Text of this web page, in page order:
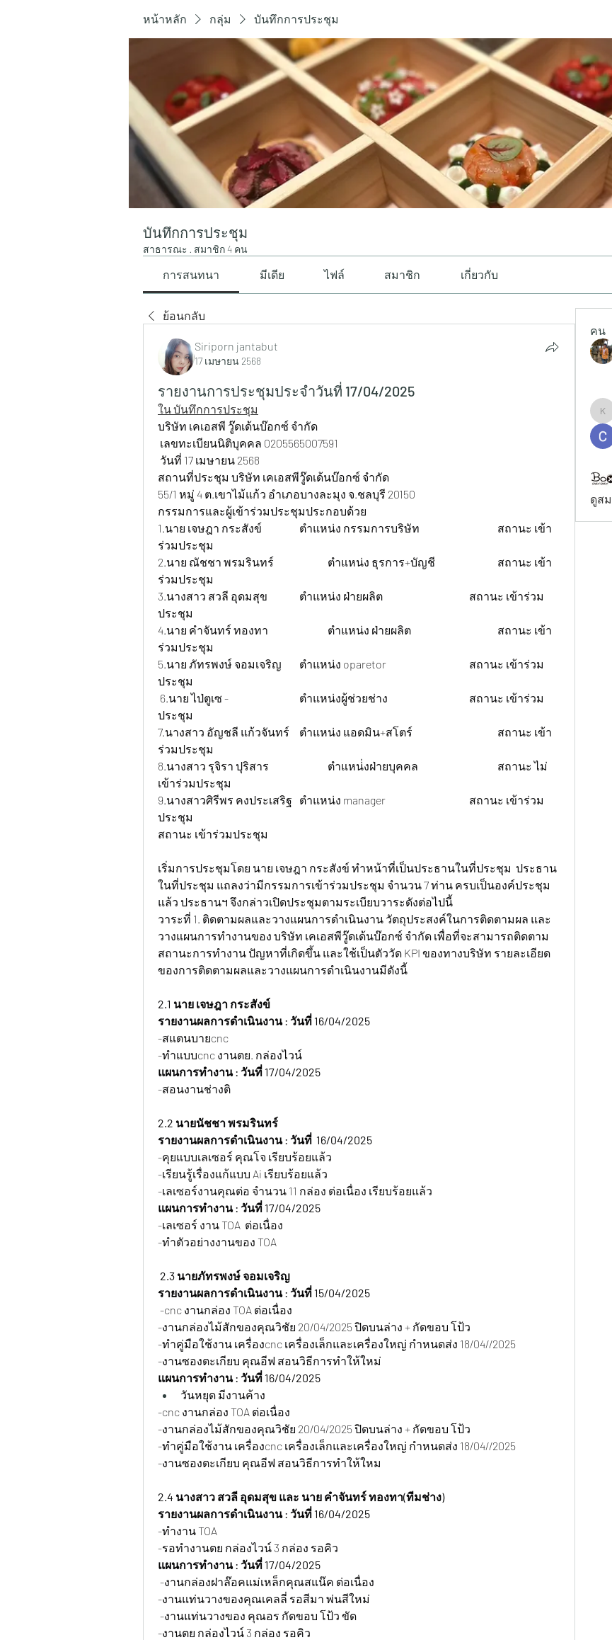
หน้าหลัก กลุ่ม บันทึกการประชุม
บันทึกการประชุม
สาธารณะ · สมาชิก 4 คน
การสนทนา มีเดีย ไฟล์ สมาชิก เกี่ยวกับ
ย้อนกลับ
Siriporn jantabut
17 เมษายน 2568
รายงานการประชุมประจำวันที่ 17/04/2025
ใน บันทึกการประชุม
บริษัท เคเอสพี วู๊ดเด้นบ๊อกซ์ จำกัด
เลขทะเบียนนิติบุคคล 0205565007591
วันที่ 17 เมษายน 2568
สถานที่ประชุม บริษัท เคเอสพีวู๊ดเด้นบ๊อกซ์ จำกัด
55/1 หมู่ 4 ต.เขาไม้แก้ว อำเภอบางละมุง จ.ชลบุรี 20150
กรรมการและผู้เข้าร่วมประชุมประกอบด้วย
1.นาย เจษฎา กระสังข์ 		ตำแหน่ง กรรมการบริษัท			สถานะ เข้า
ร่วมประชุม
2.นาย ณัชชา พรมรินทร์ 		ตำแหน่ง ธุรการ+บัญชี 			สถานะ เข้า
ร่วมประชุม
3.นางสาว สวลี อุดมสุข 		ตำแหน่ง ฝ่ายผลิต 			สถานะ เข้าร่วม
ประชุม
4.นาย คำจันทร์ ทองทา 		ตำแหน่ง ฝ่ายผลิต 			สถานะ เข้า
ร่วมประชุม
5.นาย ภัทรพงษ์ จอมเจริญ 	ตำแหน่ง oparetor 			สถานะ เข้าร่วม
ประชุม
6.นาย ไป่ตูเซ - 			ตำแหน่งผู้ช่วยช่าง 			สถานะ เข้าร่วม
ประชุม
7.นางสาว อัญชลี แก้วจันทร์	ตำแหน่ง แอดมิน+สโตร์ 			สถานะ เข้า
ร่วมประชุม
8.นางสาว รุจิรา ปุริสาร 		ตำแหน่่งฝ่ายบุคคล 			สถานะ ไม่
เข้าร่วมประชุม
9.นางสาวศิรีพร คงประเสริฐ 	ตำแหน่ง manager 			สถานะ เข้าร่วม
ประชุม
สถานะ เข้าร่วมประชุม
เริ่มการประชุมโดย นาย เจษฎา กระสังข์ ทำหน้าที่เป็นประธานในที่ประชุม  ประธาน
ในที่ประชุม แถลงว่ามีกรรมการเข้าร่วมประชุม จำนวน 7 ท่าน ครบเป็นองค์ประชุม
แล้ว ประธานฯ จึงกล่าวเปิดประชุมตามระเบียบวาระดังต่อไปนี้
วาระที่ 1. ติดตามผลและวางแผนการดำเนินงาน วัตถุประสงค์ในการติดตามผล และ
วางแผนการทำงานของ บริษัท เคเอสพีวู๊ดเด้นบ๊อกซ์ จำกัด เพื่อที่จะสามารถติดตาม
สถานะการทำงาน ปัญหาที่เกิดขึ้น และใช้เป็นตัววัด KPI ของทางบริษัท รายละเอียด
ของการติดตามผลและวางแผนการดำเนินงานมีดังนี้
2.1 นาย เจษฎา กระสังข์
รายงานผลการดำเนินงาน : วันที่ 16/04/2025
-สแตนบายcnc
-ทำแบบcnc งานตย. กล่องไวน์
แผนการทำงาน : วันที่ 17/04/2025
-สอนงานช่างติ
2.2 นายนัชชา พรมรินทร์
รายงานผลการดำเนินงาน : วันที่  16/04/2025
-คุยแบบเลเซอร์ คุณโจ เรียบร้อยแล้ว
-เรียนรู้เรื่องแก้แบบ Ai เรียบร้อยแล้ว
-เลเซอร์งานคุณต่อ จำนวน 11 กล่อง ต่อเนื่อง เรียบร้อยแล้ว
แผนการทำงาน : วันที่ 17/04/2025
-เลเซอร์ งาน TOA  ต่อเนื่อง
-ทำตัวอย่างงานของ TOA
2.3 นายภัทรพงษ์ จอมเจริญ
รายงานผลการดำเนินงาน : วันที่ 15/04/2025
-cnc งานกล่อง TOA ต่อเนื่อง
-งานกล่องไม้สักของคุณวิชัย 20/04/2025 ปิดบนล่าง + กัดขอบ โป้ว
-ทำคู่มือใช้งาน เครื่องcnc เครื่องเล็กและเครื่องใหญ่ กำหนดส่ง 18/04//2025
-งานซองตะเกียบ คุณอีฟ สอนวิธีการทำให้ใหม่
แผนการทำงาน : วันที่ 16/04/2025
วันหยุด มีงานค้าง
-cnc งานกล่อง TOA ต่อเนื่อง
-งานกล่องไม้สักของคุณวิชัย 20/04/2025 ปิดบนล่าง + กัดขอบ โป้ว
-ทำคู่มือใช้งาน เครื่องcnc เครื่องเล็กและเครื่องใหญ่ กำหนดส่ง 18/04//2025
-งานซองตะเกียบ คุณอีฟ สอนวิธีการทำให้ใหม
2.4 นางสาว สวลี อุดมสุข และ นาย คำจันทร์ ทองทา(ทีมช่าง)
รายงานผลการดำเนินงาน : วันที่ 16/04/2025
-ทำงาน TOA
-รอทำงานตย กล่องไวน์ 3 กล่อง รอคิว
แผนการทำงาน : วันที่ 17/04/2025
-งานกล่องฝาล๊อคแม่เหล็กคุณสแน๊ค ต่อเนื่อง
-งานแท่นวางของคุณเคลลี่ รอสีมา พ่นสีใหม่
-งานแท่นวางของ คุณอร กัดขอบ โป้ว ขัด
-งานตย กล่องไวน์ 3 กล่อง รอคิว
คน
ดูส